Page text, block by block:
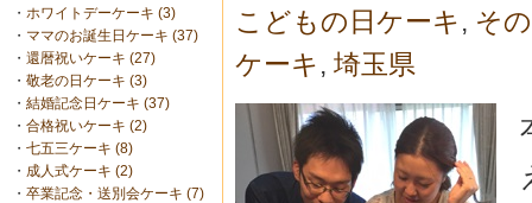
・ ホワイトデーケーキ (3)
・ ママのお誕生日ケーキ (37)
・ 還暦祝いケーキ (27)
・ 敬老の日ケーキ (3)
・ 結婚記念日ケーキ (37)
・ 合格祝いケーキ (2)
・ 七五三ケーキ (8)
・ 成人式ケーキ (2)
・ 卒業記念・送別会ケーキ (7)
こどもの日ケーキ , そ
ケーキ , 埼玉県